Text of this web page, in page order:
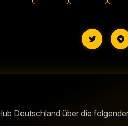
Deutschland über die